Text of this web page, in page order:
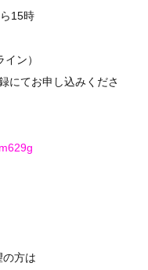
15時
ン）
にてお申し込みくださ
方は